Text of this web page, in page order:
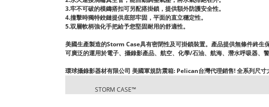
3.牢不可破的模鑄搭扣可另配搭掛鎖，提供額外防護安全性。
4.撞擊時獨特鉸鏈提供底部牢固，平面的直立穩定性。
5.双層軟柄強化手把給予您堅固耐用的舒適性。
美國生產製造的Storm Case具有密閉性及可掛鎖裝置。產品提供無條件終生保
可廣泛的運用於電子、攝錄影產品、航空、化學/石油、航海、潛水呼吸器、
環球攝錄影器材有限公司 美國軍規防震箱: Pelican台灣代理銷售! 全系列尺寸
STORM CASE™